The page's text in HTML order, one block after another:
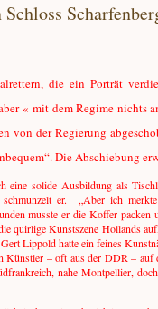
die ein Porträt
« mit dem Regime nichts
von der Regierung
Die Abschiebung
eine solide Ausbildung als
er. „Aber ich
musste er die Koffer packen
quirlige Kunstszene Hollands
Lippold hatte ein feines
Künstler – oft aus der DDR –
nahe Montpellier,